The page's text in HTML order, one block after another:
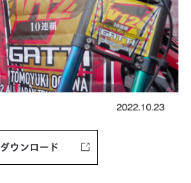
ダウンロード